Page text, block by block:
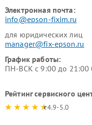
Электронная почта:
info@epson-fixim.ru
для юридических лиц
manager@fix-epson.ru
График работы:
ПН-ВСК с 9:00 до 21:00
Рейтинг сервисного
4.9-5.0